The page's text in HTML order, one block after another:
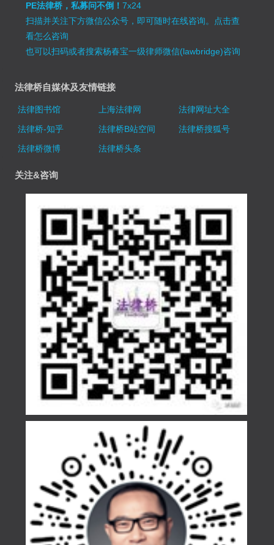
PE法律桥，私募问不倒！7x24
扫描并关注下方微信公众号，即可随时在线咨询。 点击查
看怎么咨询
也可以扫码或者搜索杨春宝一级律师微信(lawbridge)咨询
法律桥自媒体及友情链接
法律图书馆 上海法律网
法律网址大全
法律桥-知乎
法律桥B站空间
法律桥搜狐号
法律桥微博
法律桥头条
关注&咨询